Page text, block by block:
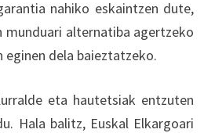
nahiko eskaintzen dute,
munduari alternatiba agertzeko
eginen dela baieztatzeko.
eta hautetsiak entzuten
Hala balitz, Euskal Elkargoari